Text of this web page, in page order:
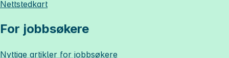
Nettstedkart
For jobbsøkere
Nyttige artikler for jobbsøkere